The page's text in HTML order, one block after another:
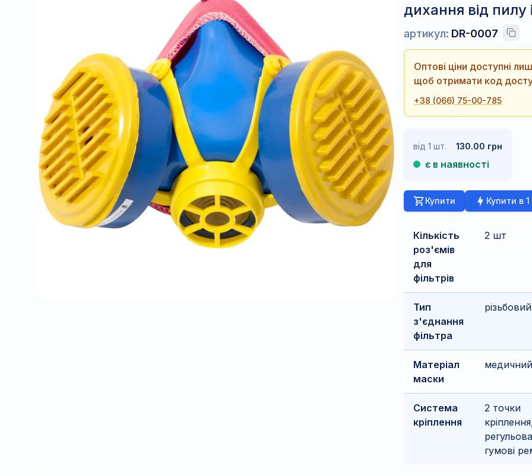
дихання від пилу
артикул: DR-0007
Оптові ціни доступні
щоб отримати код
+38 (066) 75-00-785
від 1 шт. 130.00 грн
є в наявності
Купити Купити в 1
Кількість
роз'ємів
для
фільтрів
2 шт
Тип
з'єднання
фільтра
різьбовий
Матеріал
маски
Система
кріплення
2 точки
гумові